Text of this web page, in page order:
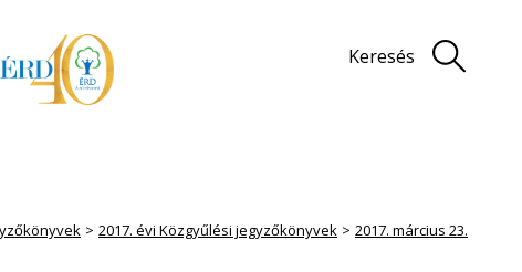
Keresés
2017. évi Közgyűlési jegyzőkönyvek 2017. március 23.